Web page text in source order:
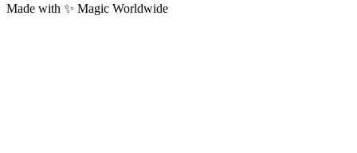
Made with ✨ Magic Worldwide